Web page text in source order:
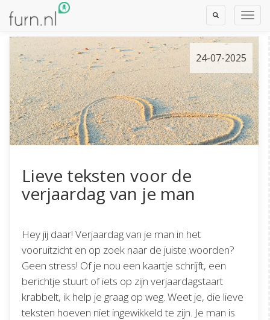
Toggle
Search
Lieve teksten voor de
verjaardag van je man
24-07-2025
Hey jij daar! Verjaardag van je man in het
vooruitzicht en op zoek naar de juiste woorden?
Geen stress! Of je nou een kaartje schrijft, een
berichtje stuurt of iets op zijn verjaardagstaart
krabbelt, ik help je graag op weg. Weet je, die lieve
teksten hoeven niet ingewikkeld te zijn. Je man is